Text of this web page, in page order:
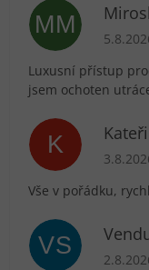
MM
Luxusní přístup
jsem ochoten
K
Vše v pořádku,
VS